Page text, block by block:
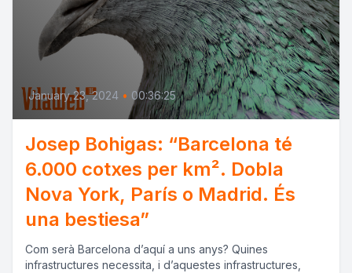
January 23, 2024 • 00:36:25
Josep Bohigas: “Barcelona té
6.000 cotxes per km². Dobla
Nova York, París o Madrid. És
una bestiesa”
Com serà Barcelona d’aquí a uns anys? Quines
infrastructures necessita, i d’aquestes infrastructures,